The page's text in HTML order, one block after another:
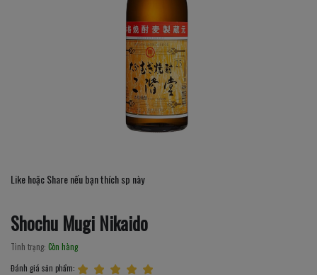
Like hoặc Share nếu bạn thích sp này
Shochu Mugi Nikaido
Tình trạng: Còn hàng
Đánh giá sản phẩm: